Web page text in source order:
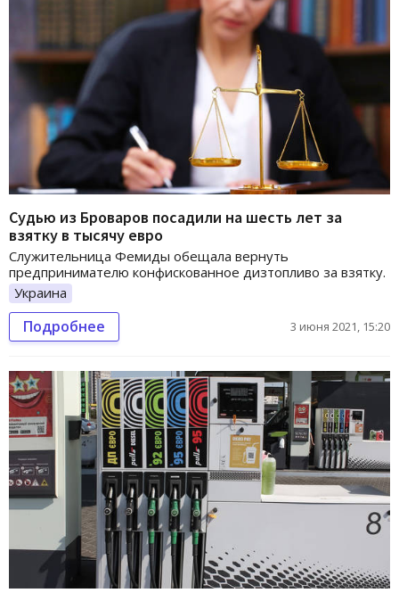
Судью из Броваров посадили на шесть лет за
взятку в тысячу евро
Служительница Фемиды обещала вернуть
предпринимателю конфискованное дизтопливо за взятку.
Украина
Подробнее 3 июня 2021, 15:20